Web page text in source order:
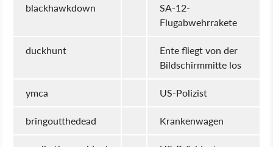
blackhawkdown
SA-12-
Flugabwehrrakete
duckhunt
Ente fliegt von der
Bildschirmmitte los
ymca
US-Polizist
bringoutthedead
Krankenwagen